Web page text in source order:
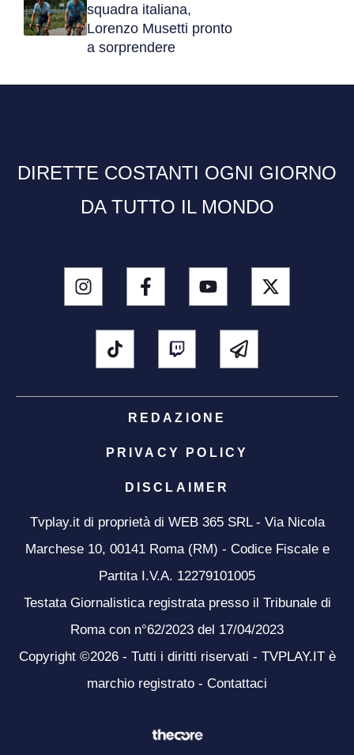
squadra italiana,
Lorenzo Musetti pronto
a sorprendere
DIRETTE COSTANTI OGNI GIORNO
DA TUTTO IL MONDO
REDAZIONE
PRIVACY POLICY
DISCLAIMER
Tvplay.it di proprietà di WEB 365 SRL - Via Nicola
Marchese 10, 00141 Roma (RM) - Codice Fiscale e
Partita I.V.A. 12279101005
Testata Giornalistica registrata presso il Tribunale di
Roma con n°62/2023 del 17/04/2023
Copyright ©2026 - Tutti i diritti riservati - TVPLAY.IT è
marchio registrato - Contattaci